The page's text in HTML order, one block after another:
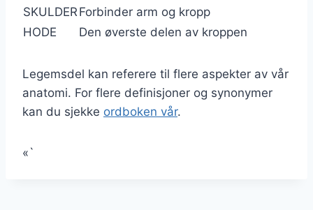
SKULDERForbinder arm og kropp
HODE
Den øverste delen av kroppen
Legemsdel kan referere til flere aspekter av vår
anatomi. For flere definisjoner og synonymer
kan du sjekke ordboken vår.
«`